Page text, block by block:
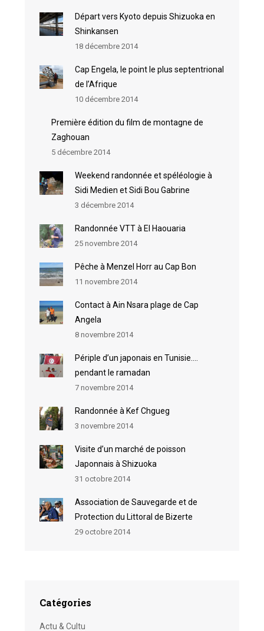
Départ vers Kyoto depuis Shizuoka en
Shinkansen
18 décembre 2014
Cap Engela, le point le plus septentrional
de l’Afrique
10 décembre 2014
Première édition du film de montagne de
Zaghouan
5 décembre 2014
Weekend randonnée et spéléologie à
Sidi Medien et Sidi Bou Gabrine
3 décembre 2014
Randonnée VTT à El Haouaria
25 novembre 2014
Pêche à Menzel Horr au Cap Bon
11 novembre 2014
Contact à Ain Nsara plage de Cap
Angela
8 novembre 2014
Périple d’un japonais en Tunisie….
pendant le ramadan
7 novembre 2014
Randonnée à Kef Chgueg
3 novembre 2014
Visite d’un marché de poisson
Japonnais à Shizuoka
31 octobre 2014
Association de Sauvegarde et de
Protection du Littoral de Bizerte
29 octobre 2014
Catégories
Actu & Cultu